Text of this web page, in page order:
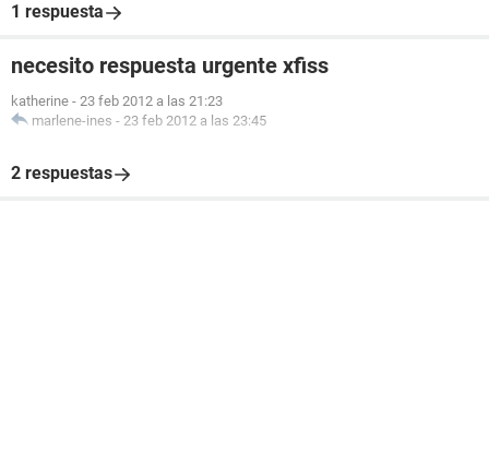
1 respuesta
necesito respuesta urgente xfiss
katherine - 23 feb 2012 a las 21:23
marlene-ines - 23 feb 2012 a las 23:45
2 respuestas